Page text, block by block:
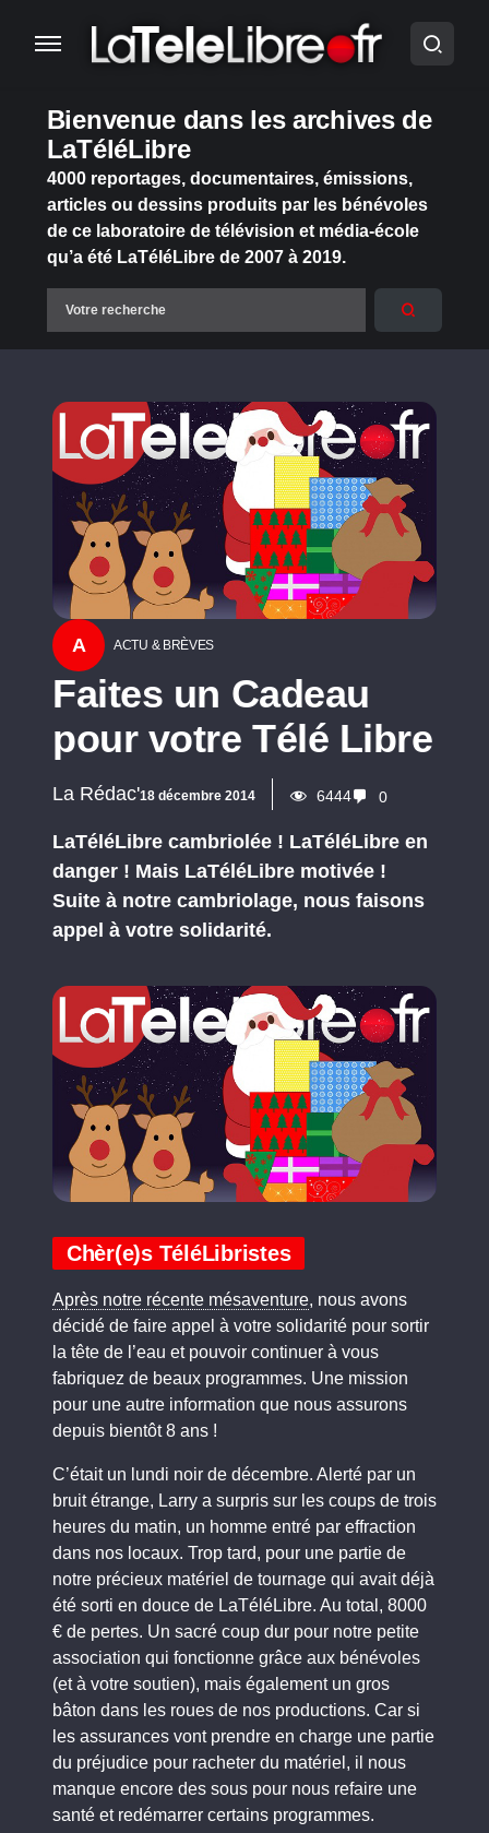
Bienvenue dans les archives de
LaTéléLibre
4000 reportages, documentaires, émissions,
articles ou dessins produits par les bénévoles
de ce laboratoire de télévision et média-école
qu’a été LaTéléLibre de 2007 à 2019.
A ACTU & BRÈVES
Faites un Cadeau
pour votre Télé Libre
La Rédac'18 décembre 2014 6444 0
LaTéléLibre cambriolée ! LaTéléLibre en
danger ! Mais LaTéléLibre motivée !
Suite à notre cambriolage, nous faisons
appel à votre solidarité.
Chèr(e)s TéléLibristes
Après notre récente mésaventure, nous avons
décidé de faire appel à votre solidarité pour sortir
la tête de l’eau et pouvoir continuer à vous
fabriquez de beaux programmes. Une mission
pour une autre information que nous assurons
depuis bientôt 8 ans !
C’était un lundi noir de décembre. Alerté par un
bruit étrange, Larry a surpris sur les coups de trois
heures du matin, un homme entré par effraction
dans nos locaux. Trop tard, pour une partie de
notre précieux matériel de tournage qui avait déjà
été sorti en douce de LaTéléLibre. Au total, 8000
€ de pertes. Un sacré coup dur pour notre petite
association qui fonctionne grâce aux bénévoles
(et à votre soutien), mais également un gros
bâton dans les roues de nos productions. Car si
les assurances vont prendre en charge une partie
du préjudice pour racheter du matériel, il nous
manque encore des sous pour nous refaire une
santé et redémarrer certains programmes.